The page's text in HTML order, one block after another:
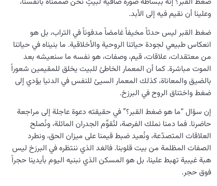
وعلينا أن نقيم فيه إلى الأبد.
ضغط القبر ليس حدثاً مخيفاً غامضاً مدفوناً في التراب، بل هو
انعكاس طبيعي لجودة حياتنا الروحية والأخلاقية. ما بنيناه في حياتنا
من معتقدات، علاقات، قيم، وصفات، هو نفسه ما سنعيشه بعد
الموت مباشرة. كما أن المعمار الخاطئ للبيت يخلق للمقيمين شعوراً
بالضيق والمعاناة، كذلك المعمار السيئ للنفس في الدنيا يؤدي إلى
ضغط واختناق الروح في البرزخ.
إن سؤال “ما هو ضغط القبر؟” في حقيقته دعوة عاجلة إلى مراجعة
حاضرنا. فما دمنا نملك الفرصة، لنُقوِّم الجدران المائلة، ونُصلح
العلاقات المتصدّعة، ونُعيد ضبط قيمنا على ميزان الحق، ونطرد
الصفات المظلمة من بيت قلوبنا. فالغد الذي ننتظره في البرزخ ليس
هبة غيبية تهبط علينا، بل هو المسكن الذي نبنيه اليوم بأيدينا حجراً
فوق حجر.